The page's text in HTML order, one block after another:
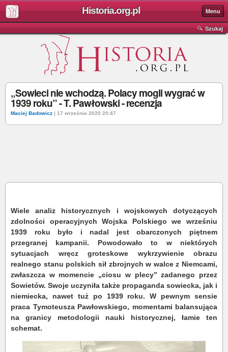
Historia.org.pl Menu
Szukaj
„Sowieci nie wchodzą. Polacy mogli wygrać w
1939 roku” - T. Pawłowski - recenzja
Maciej Badowicz | 17 września 2020 20:47
Wiele analiz historycznych i wojskowych dotyczących
zdolności operacyjnych Wojska Polskiego we wrześniu
1939 roku było i nadal jest obarczonych piętnem
przegranej kampanii. Powodowało to w niektórych
sytuacjach wręcz groteskowe wykrzywienie obrazu
realnego stanu polskich sił zbrojnych w walce z Niemcami,
zwłaszcza w momencie „ciosu w plecy” zadanego przez
Sowietów. Swoje uczyniła także propaganda sowiecka, jak i
niemiecka, nawet tuż po 1939 roku. W pewnym sensie
praca Tymoteusza Pawłowskiego, momentami balansująca
na granicy metodologii nauki historycznej, łamie ten
schemat.